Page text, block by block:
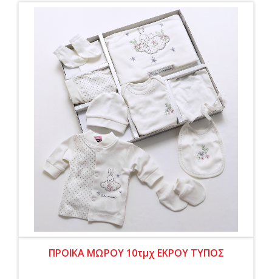
ΠΡΟΙΚΑ ΜΩΡΟΥ 10τμχ ΕΚΡΟΥ ΤΥΠΟΣ